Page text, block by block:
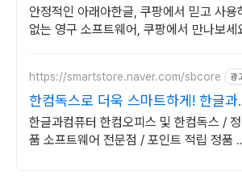
안정적인 아래아한글, 쿠팡에서 믿고 사용
없는 영구 소프트웨어, 쿠팡에서 만나보세
https://smartstore.naver.com/sbcore 광
한컴독스로 더욱 스마트하게! 한글과
퓨터 정품 인증점
한글과컴퓨터 한컴오피스 및 한컴독스 / 정
품 소프트웨어 전문점 / 포인트 적립 정품